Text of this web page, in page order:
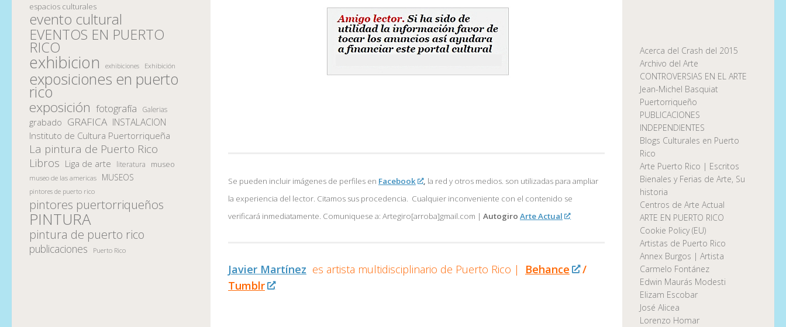
Se pueden incluir imágenes de perfiles en Facebook , la red y otros medios. son utilizadas para ampliar
la experiencia del lector. Citamos sus procedencia. Cualquier inconveniente con el contenido se
verificará inmediatamente. Comuniquese a: Artegiro[arroba]gmail.com | Autogiro Arte Actual
Javier Martínez es artista multidisciplinario de Puerto Rico | Behance
/
Tumblr
espacios culturales
evento cultural
EVENTOS EN PUERTO
RICO
exhibicion exhibiciones Exhibición
exposiciones en puerto
rico
exposición fotografía Galerias
grabado GRAFICA INSTALACION
Instituto de Cultura Puertorriqueña
La pintura de Puerto Rico
Libros Liga de arte literatura museo
museo de las americas MUSEOS
pintores de puerto rico
pintores puertorriqueños
PINTURA
pintura de puerto rico
publicaciones Puerto Rico
Acerca del Crash del 2015
Archivo del Arte
CONTROVERSIAS EN EL ARTE
Jean-Michel Basquiat
Puertorriqueño
PUBLICACIONES
INDEPENDIENTES
Blogs Culturales en Puerto
Rico
Arte Puerto Rico | Escritos
Bienales y Ferias de Arte, Su
historia
Centros de Arte Actual
ARTE EN PUERTO RICO
Cookie Policy (EU)
Artistas de Puerto Rico
Annex Burgos | Artista
Carmelo Fontánez
Edwin Maurás Modesti
Elizam Escobar
José Alicea
Lorenzo Homar